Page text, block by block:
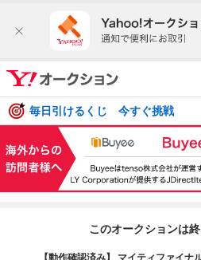
毎日引けるくじ 今すぐ挑戦
このオークションは
【動作確認済み】 マイティファイ